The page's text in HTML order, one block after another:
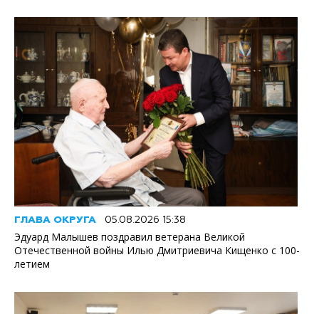
ГЛАВА ОКРУГА 05.08.2026 15:38
Эдуард Малышев поздравил ветерана Великой
Отечественной войны Илью Дмитриевича Кищенко с 100-
летием